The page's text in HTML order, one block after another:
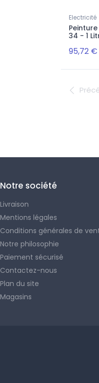
Electricité
34 - 1
95,72 €
Notre société
Livraison
Mentions légales
Conditions générales de
Notre philosophie
Paiement sécurisé
Contactez-nous
Plan du site
Magasins